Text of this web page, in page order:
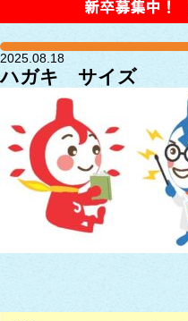
2025.08.18
ハガキ サイズ